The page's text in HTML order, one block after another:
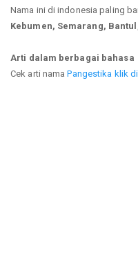
Nama ini di indonesia paling
Kebumen, Semarang,
Arti dalam berbagai bahasa
Cek arti namaPangestika klik